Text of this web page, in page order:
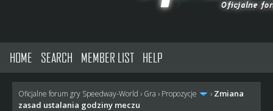
HOME SEARCH MEMBER LIST HELP
Oficjalne forum gry Speedway-World › Gra › Propozycje › Zmiana
zasad ustalania godziny meczu